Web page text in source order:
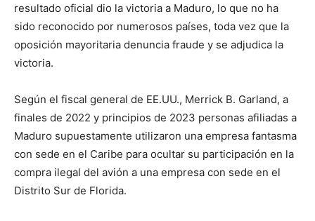
resultado oficial dio la victoria a Maduro, lo que no ha
sido reconocido por numerosos países, toda vez que la
oposición mayoritaria denuncia fraude y se adjudica la
victoria.
Según el fiscal general de EE.UU., Merrick B. Garland, a
finales de 2022 y principios de 2023 personas afiliadas a
Maduro supuestamente utilizaron una empresa fantasma
con sede en el Caribe para ocultar su participación en la
compra ilegal del avión a una empresa con sede en el
Distrito Sur de Florida.